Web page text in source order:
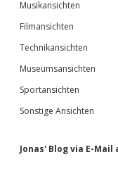
Musikansichten
Filmansichten
Technikansichten
Museumsansichten
Sportansichten
Sonstige Ansichten
Jonas' Blog via E-